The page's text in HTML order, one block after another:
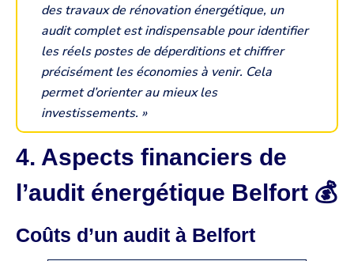
des travaux de rénovation énergétique, un
audit complet est indispensable pour identifier
les réels postes de déperditions et chiffrer
précisément les économies à venir. Cela
permet d’orienter au mieux les
investissements. »
4. Aspects financiers de
l’audit énergétique Belfort 💰
Coûts d’un audit à Belfort